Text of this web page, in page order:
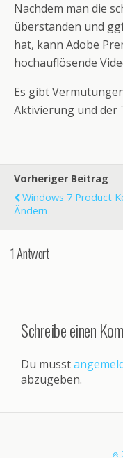
Nachdem man die
überstanden und
hat, kann Adobe
hochauflösende
Es gibt
Aktivierung und der
Vorheriger Beitrag
Windows 7 Product
Ändern
1 Antwort
Schreibe einen
Du musst
abzugeben.